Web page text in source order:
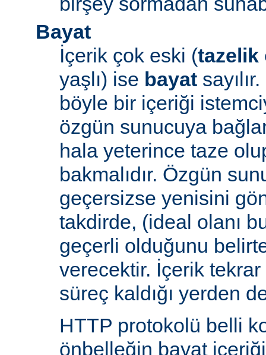
Bayat
İçerik çok eski (tazelik
yaşlı) ise bayat
böyle bir içeriği
özgün sunucuya
hala yeterince taze
bakmalıdır. Özgün
geçersizse yenisini
takdirde, (ideal olanı
geçerli olduğunu
verecektir. İçerik
süreç kaldığı yerden
HTTP protokolü belli
önbelleğin bayat